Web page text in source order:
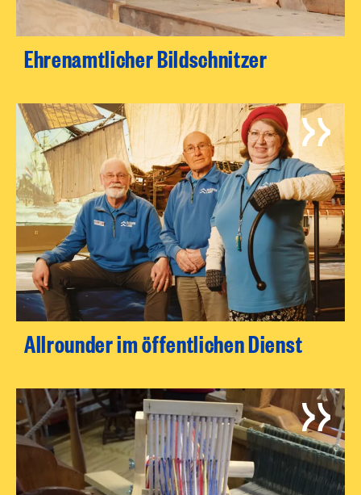
Ehrenamtlicher Bildschnitzer
Allrounder im öffentlichen Dienst